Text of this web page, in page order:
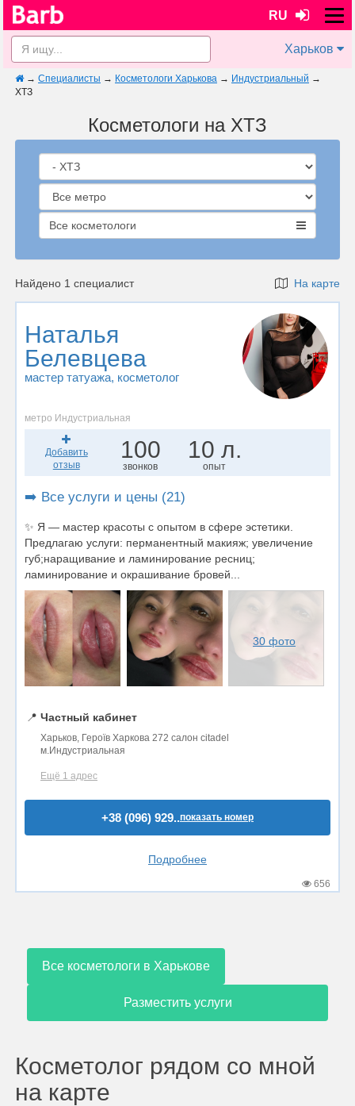
RU
Харьков
→ Специалисты → Косметологи Харькова → Индустриальный →
ХТЗ
Косметологи на ХТЗ
Все косметологи
Найдено 1 специалист На карте
Наталья
Белевцева
мастер татуажа, косметолог
метро Индустриальная
Добавить
отзыв
100
звонков
10 л.
опыт
➡️ Все услуги и цены (21)
✨ Я — мастер красоты с опытом в сфере эстетики.
Предлагаю услуги: перманентный макияж; увеличение
губ;наращивание и ламинирование ресниц;
ламинирование и окрашивание бровей...
30 фото
📍 Частный кабинет
Харьков, Героїв Харкова 272 салон citadel
м.Индустриальная
Ещё 1 адрес
+38 (096) 929..показать номер
Подробнее
656
Все косметологи в Харькове
Разместить услуги
Косметолог рядом со мной
на карте